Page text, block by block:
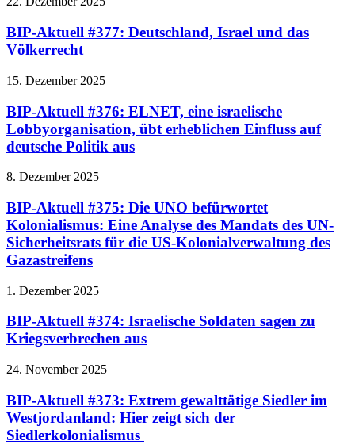
BIP-Aktuell #377: Deutschland, Israel und das
Völkerrecht
15. Dezember 2025
BIP-Aktuell #376: ELNET, eine israelische
Lobbyorganisation, übt erheblichen Einfluss auf
deutsche Politik aus
8. Dezember 2025
BIP-Aktuell #375: Die UNO befürwortet
Kolonialismus: Eine Analyse des Mandats des UN-
Sicherheitsrats für die US-Kolonialverwaltung des
Gazastreifens
1. Dezember 2025
BIP-Aktuell #374: Israelische Soldaten sagen zu
Kriegsverbrechen aus
24. November 2025
BIP-Aktuell #373: Extrem gewalttätige Siedler im
Westjordanland: Hier zeigt sich der
Siedlerkolonialismus